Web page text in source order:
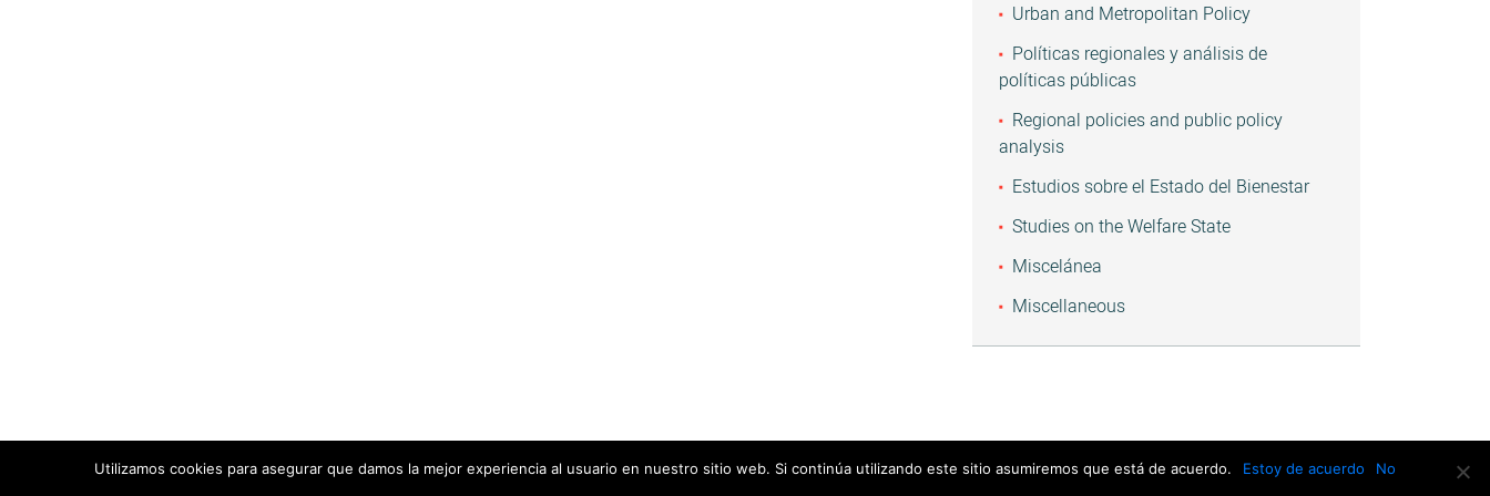
Urban and Metropolitan Policy
Políticas regionales y análisis de
políticas públicas
Regional policies and public policy
analysis
Estudios sobre el Estado del Bienestar
Studies on the Welfare State
Miscelánea
Miscellaneous
Utilizamos cookies para asegurar que damos la mejor experiencia al usuario en nuestro sitio web. Si continúa utilizando este sitio asumiremos que está de acuerdo. Estoy de acuerdo No